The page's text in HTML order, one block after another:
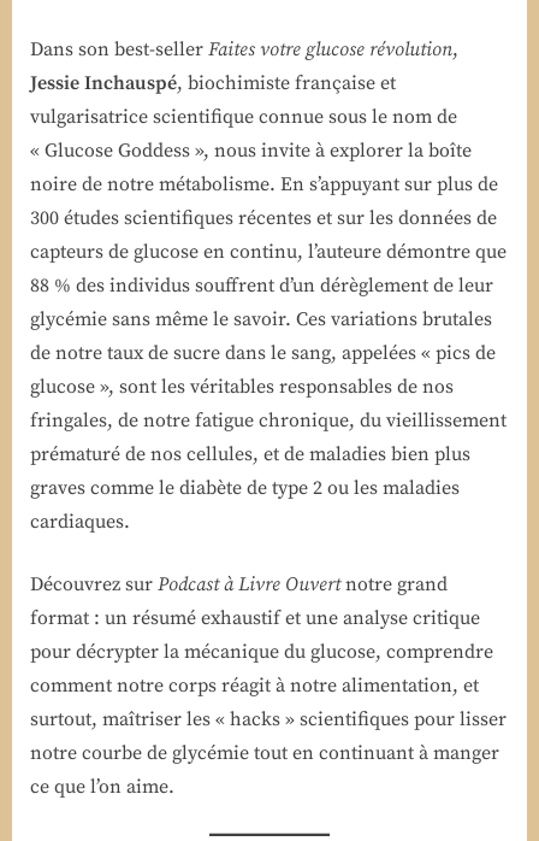
Dans son best-seller Faites votre glucose révolution,
Jessie Inchauspé, biochimiste française et
vulgarisatrice scientifique connue sous le nom de
« Glucose Goddess », nous invite à explorer la boîte
noire de notre métabolisme. En s’appuyant sur plus de
300 études scientifiques récentes et sur les données de
capteurs de glucose en continu, l’auteure démontre que
88 % des individus souffrent d’un dérèglement de leur
glycémie sans même le savoir. Ces variations brutales
de notre taux de sucre dans le sang, appelées « pics de
glucose », sont les véritables responsables de nos
fringales, de notre fatigue chronique, du vieillissement
prématuré de nos cellules, et de maladies bien plus
graves comme le diabète de type 2 ou les maladies
cardiaques.
Découvrez sur Podcast à Livre Ouvertnotre grand
format : un résumé exhaustif et une analyse critique
pour décrypter la mécanique du glucose, comprendre
comment notre corps réagit à notre alimentation, et
surtout, maîtriser les « hacks » scientifiques pour lisser
notre courbe de glycémie tout en continuant à manger
ce que l’on aime.